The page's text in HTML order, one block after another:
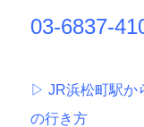
03-6837-
▷ JR浜松町駅か
の行き方